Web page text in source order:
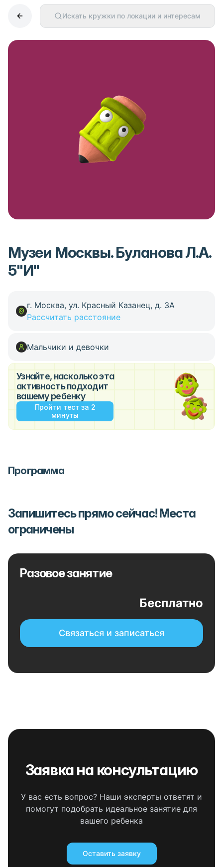
Искать кружки по локации и интересам
Музеи Москвы. Буланова Л.А.
5"И"
г. Москва, ул. Красный Казанец, д. 3А
Рассчитать расстояние
Мальчики и девочки
Узнайте, насколько эта
активность подходит
вашему ребенку
Пройти тест за 2
минуты
Программа
Запишитесь прямо сейчас! Места
ограничены
Разовое занятие
Бесплатно
Связаться и записаться
Заявка на консультацию
У вас есть вопрос? Наши эксперты ответят и
помогут подобрать идеальное занятие для
вашего ребенка
Оставить заявку